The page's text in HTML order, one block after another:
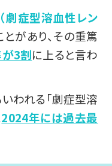
劇症型溶血性レン
があり、その重篤
3割に上ると言わ
いわれる「劇症型溶
2024年には過去最